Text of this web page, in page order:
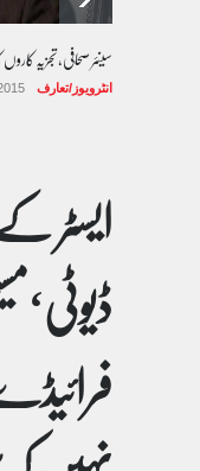
سینئر صحافی، تجزیہ
انٹرویوز/تعارف
ایسٹر